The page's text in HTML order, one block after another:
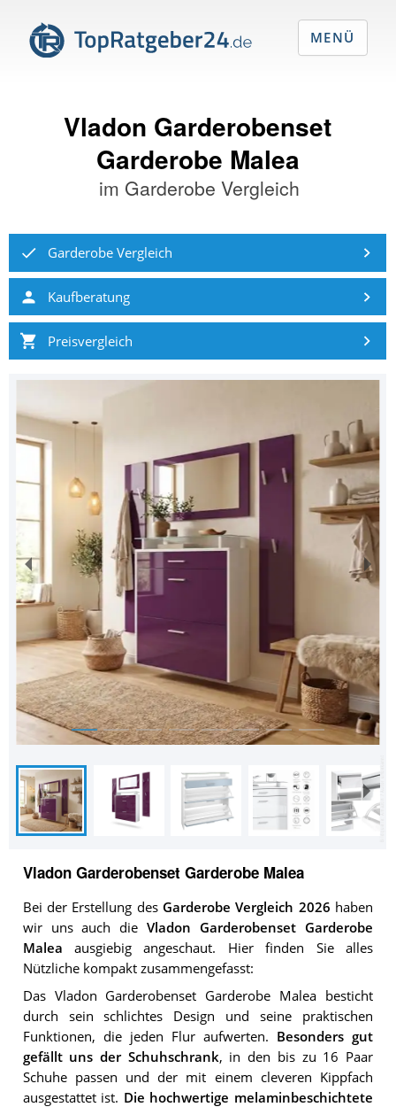
Vladon Garderobenset
Garderobe Malea
im Garderobe Vergleich
Garderobe Vergleich
Kaufberatung
Preisvergleich
Vladon Garderobenset Garderobe Malea
Bei der Erstellung des Garderobe Vergleich 2026 haben
wir uns auch dieVladon Garderobenset Garderobe
Malea ausgiebig angeschaut. Hier finden Sie alles
Nützliche kompakt zusammengefasst:
Das Vladon Garderobenset Garderobe Malea besticht
durch sein schlichtes Design und seine praktischen
Funktionen, die jeden Flur aufwerten. Besonders gut
gefällt uns der Schuhschrank, in den bis zu 16 Paar
Schuhe passen und der mit einem cleveren Kippfach
ausgestattet ist. Die hochwertige melaminbeschichtete
MENÜ